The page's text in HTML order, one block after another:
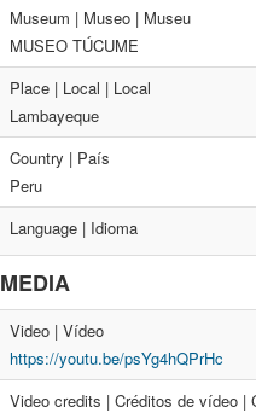
Museum | Museo | Museu
MUSEO TÚCUME
Place | Local | Local
Lambayeque
Country | País
Peru
Language | Idioma
MEDIA
Video | Vídeo
https://youtu.be/psYg4hQPrHc
Video credits | Créditos de vídeo |